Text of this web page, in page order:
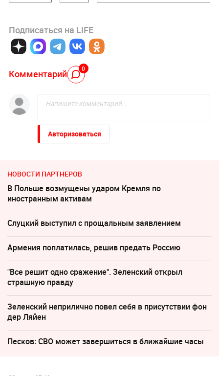
Подписаться на LIFE
Комментарий 0
Авторизоваться
НОВОСТИ ПАРТНЕРОВ
В Польше возмущены ударом Кремля по
иностранным активам
Слуцкий выступил с прощальным заявлением
Армения поплатилась, решив предать Россию
"Все решит одно сражение". Зеленский открыл
страшную правду
Зеленский неприлично повел cебя в присутствии фон
дер Ляйен
Песков: СВО может завершиться в ближайшие часы